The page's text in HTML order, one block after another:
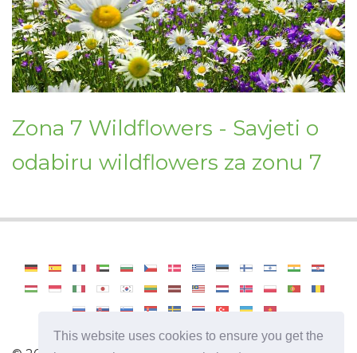
This website uses cookies to ensure you get the
Zona 7 Wildflowers - Savjeti o
odabiru wildflowers za zonu 7